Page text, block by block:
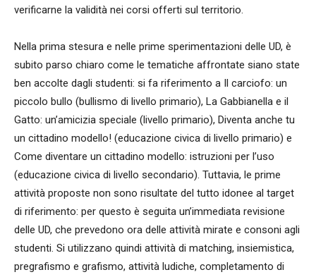
verificarne la validità nei corsi offerti sul territorio.
Nella prima stesura e nelle prime sperimentazioni delle UD, è
subito parso chiaro come le tematiche affrontate siano state
ben accolte dagli studenti: si fa riferimento a Il carciofo: un
piccolo bullo (bullismo di livello primario), La Gabbianella e il
Gatto: un’amicizia speciale (livello primario), Diventa anche tu
un cittadino modello! (educazione civica di livello primario) e
Come diventare un cittadino modello: istruzioni per l’uso
(educazione civica di livello secondario). Tuttavia, le prime
attività proposte non sono risultate del tutto idonee al target
di riferimento: per questo è seguita un’immediata revisione
delle UD, che prevedono ora delle attività mirate e consoni agli
studenti. Si utilizzano quindi attività di matching, insiemistica,
pregrafismo e grafismo, attività ludiche, completamento di